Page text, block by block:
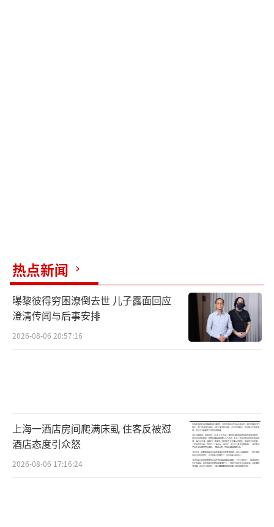
热点新闻
曝黎彼得穷困潦倒去世 儿子露面回应
澄清传闻与后事安排
2026-08-06 20:57:16
上海一酒店房间爬满床虱 住客反被怼
酒店态度引众怒
2026-08-06 17:16:24